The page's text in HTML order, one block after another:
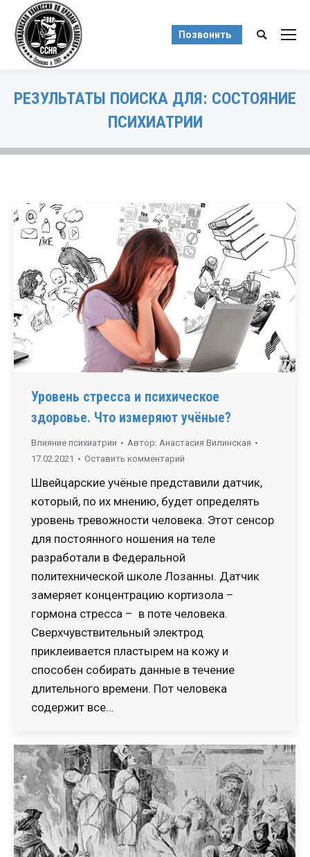
Позвонить Поиск:
РЕЗУЛЬТАТЫ ПОИСКА ДЛЯ: СОСТОЯНИЕ
ПСИХИАТРИИ
Уровень стресса и психическое
здоровье. Что измеряют учёные?
Влияние психиатрии Автор: Анастасия Вилинская
17.02.2021
Оставить комментарий
Швейцарские учёные представили датчик,
который, по их мнению, будет определять
уровень тревожности человека. Этот сенсор
для постоянного ношения на теле
разработали в Федеральной
политехнической школе Лозанны. Датчик
замеряет концентрацию кортизола –
гормона стресса – в поте человека.
Сверхчувствительный электрод
приклеивается пластырем на кожу и
способен собирать данные в течение
длительного времени. Пот человека
содержит все…